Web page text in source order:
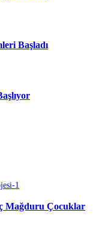
Başladı
Mağduru Çocuklar